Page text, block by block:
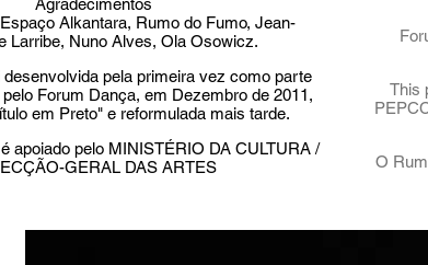
Agradecimentos
Alkantara, Rumo do Fumo, Jean-
Larribe, Nuno Alves, Ola Osowicz.
pela primeira vez como parte
Forum Dança, em Dezembro de 2011,
em Preto" e reformulada mais tarde.
apoiado pelo MINISTÉRIO DA CULTURA /
GERAL DAS ARTES
This
O